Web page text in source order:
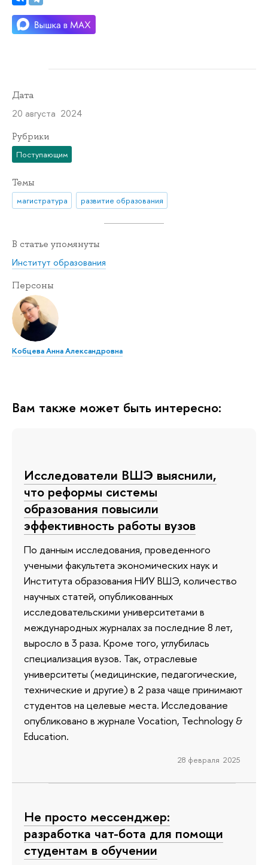
Дата
20 августа 2024
Рубрики
Поступающим
Темы
магистратура развитие образования
В статье упомянуты
Институт образования
Персоны
Кобцева Анна Александровна
Вам также может быть интересно:
Исследователи ВШЭ выяснили,
что реформы системы
образования повысили
эффективность работы вузов
По данным исследования, проведенного
учеными факультета экономических наук и
Института образования НИУ ВШЭ, количество
научных статей, опубликованных
исследовательскими университетами в
международных журналах за последние 8 лет,
выросло в 3 раза. Кроме того, углубилась
специализация вузов. Так, отраслевые
университеты (медицинские, педагогические,
технические и другие) в 2 раза чаще принимают
студентов на целевые места. Исследование
опубликовано в журнале Vocation, Technology &
Education.
28 февраля 2025
Не просто мессенджер:
разработка чат-бота для помощи
студентам в обучении